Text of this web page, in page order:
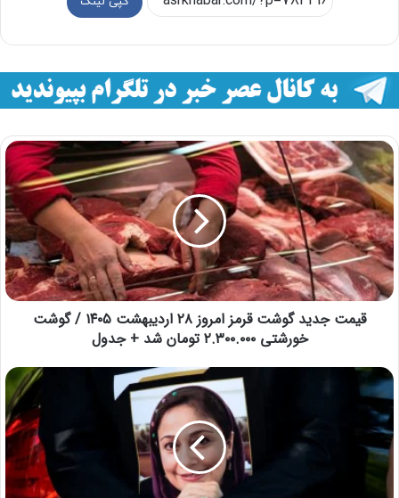
قیمت جدید گوشت قرمز امروز ۲۸ اردیبهشت ۱۴۰۵ / گوشت
خورشتی ۲.۳۰۰.۰۰۰ تومان شد + جدول